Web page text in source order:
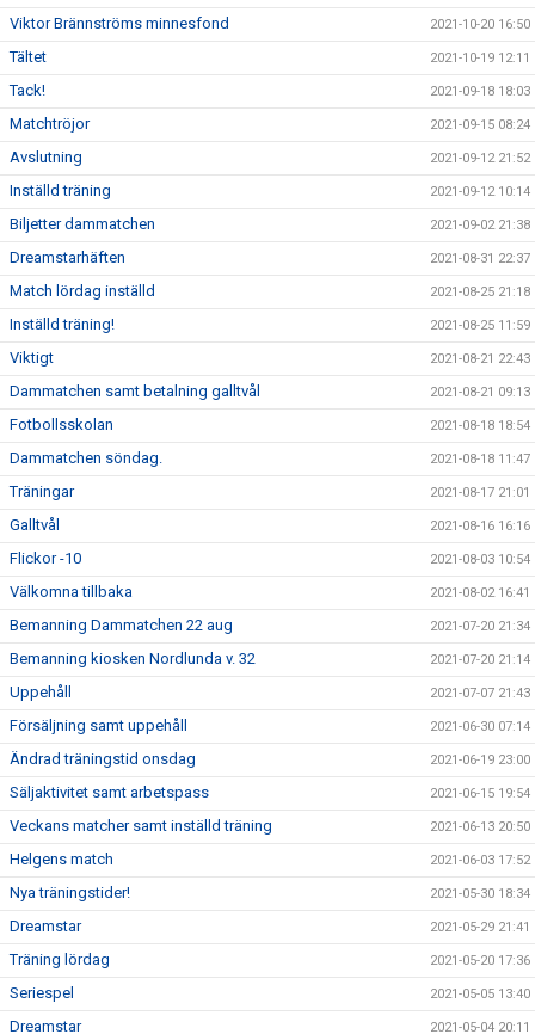
Viktor Brännströms minnesfond 2021-10-20 16:50
Tältet 2021-10-19 12:11
Tack! 2021-09-18 18:03
Matchtröjor 2021-09-15 08:24
Avslutning 2021-09-12 21:52
Inställd träning 2021-09-12 10:14
Biljetter dammatchen 2021-09-02 21:38
Dreamstarhäften 2021-08-31 22:37
Match lördag inställd 2021-08-25 21:18
Inställd träning! 2021-08-25 11:59
Viktigt 2021-08-21 22:43
Dammatchen samt betalning galltvål 2021-08-21 09:13
Fotbollsskolan 2021-08-18 18:54
Dammatchen söndag. 2021-08-18 11:47
Träningar 2021-08-17 21:01
Galltvål 2021-08-16 16:16
Flickor -10 2021-08-03 10:54
Välkomna tillbaka 2021-08-02 16:41
Bemanning Dammatchen 22 aug 2021-07-20 21:34
Bemanning kiosken Nordlunda v. 32 2021-07-20 21:14
Uppehåll 2021-07-07 21:43
Försäljning samt uppehåll 2021-06-30 07:14
Ändrad träningstid onsdag 2021-06-19 23:00
Säljaktivitet samt arbetspass 2021-06-15 19:54
Veckans matcher samt inställd träning 2021-06-13 20:50
Helgens match 2021-06-03 17:52
Nya träningstider! 2021-05-30 18:34
Dreamstar 2021-05-29 21:41
Träning lördag 2021-05-20 17:36
Seriespel 2021-05-05 13:40
Dreamstar 2021-05-04 20:11